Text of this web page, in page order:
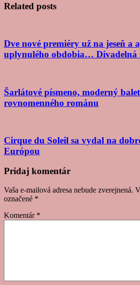
Related posts
Dve nové premiéry už na jeseň a
uplynulého obdobia… Divadelná
Šarlátové písmeno, moderný
rovnomenného románu
Cirque du Soleil sa vydal na
Európou
Post
navigation
Pridaj komentár
Vaša e-mailová adresa nebude zverejnená.
označené *
Komentár *